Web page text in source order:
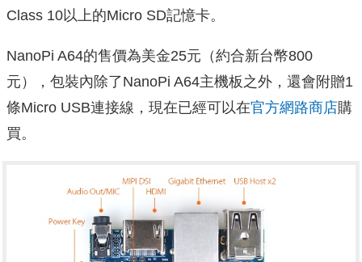
Class 10以上的Micro SD記憶卡。
NanoPi A64的售價為美金25元（約合新台幣800
元），包裝內除了NanoPi A64主機板之外，還會附贈1
條Micro USB連接線，現在已經可以在官方網路商店購
買。